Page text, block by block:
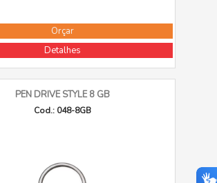
Orçar
Detalhes
PEN DRIVE STYLE 8 GB
Cod.: 048-8GB